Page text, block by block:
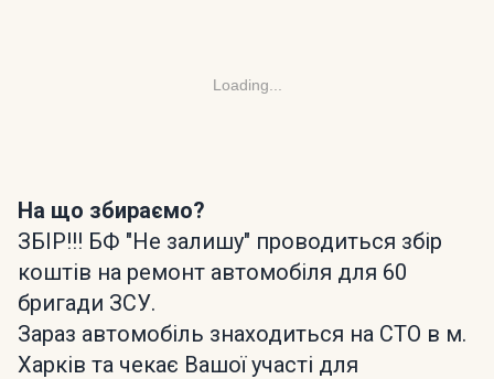
Loading...
На що збираємо?
ЗБІР!!! БФ "Не залишу" проводиться збір
коштів на ремонт автомобіля для 60
бригади ЗСУ.
Зараз автомобіль знаходиться на СТО в м.
Харків та чекає Вашої участі для